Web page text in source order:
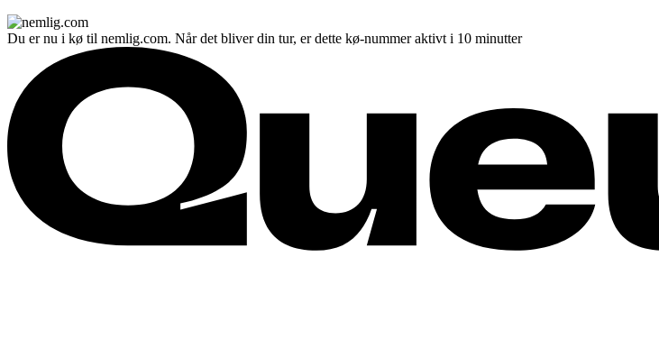
Du er nu i kø til nemlig.com. Når det bliver din tur, er dette kø-nummer aktivt i 10 minutter